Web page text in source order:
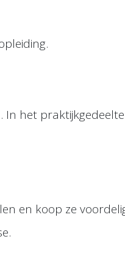
het
en koop ze voordelig